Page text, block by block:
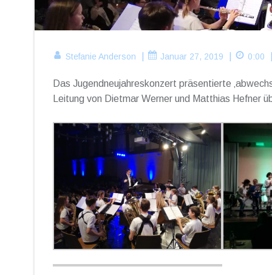
Stefanie Anderson Januar 27, 2019 0:00
Das Jugendneujahreskonzert präsentierte
Leitung von Dietmar Werner und Matthias Hefner